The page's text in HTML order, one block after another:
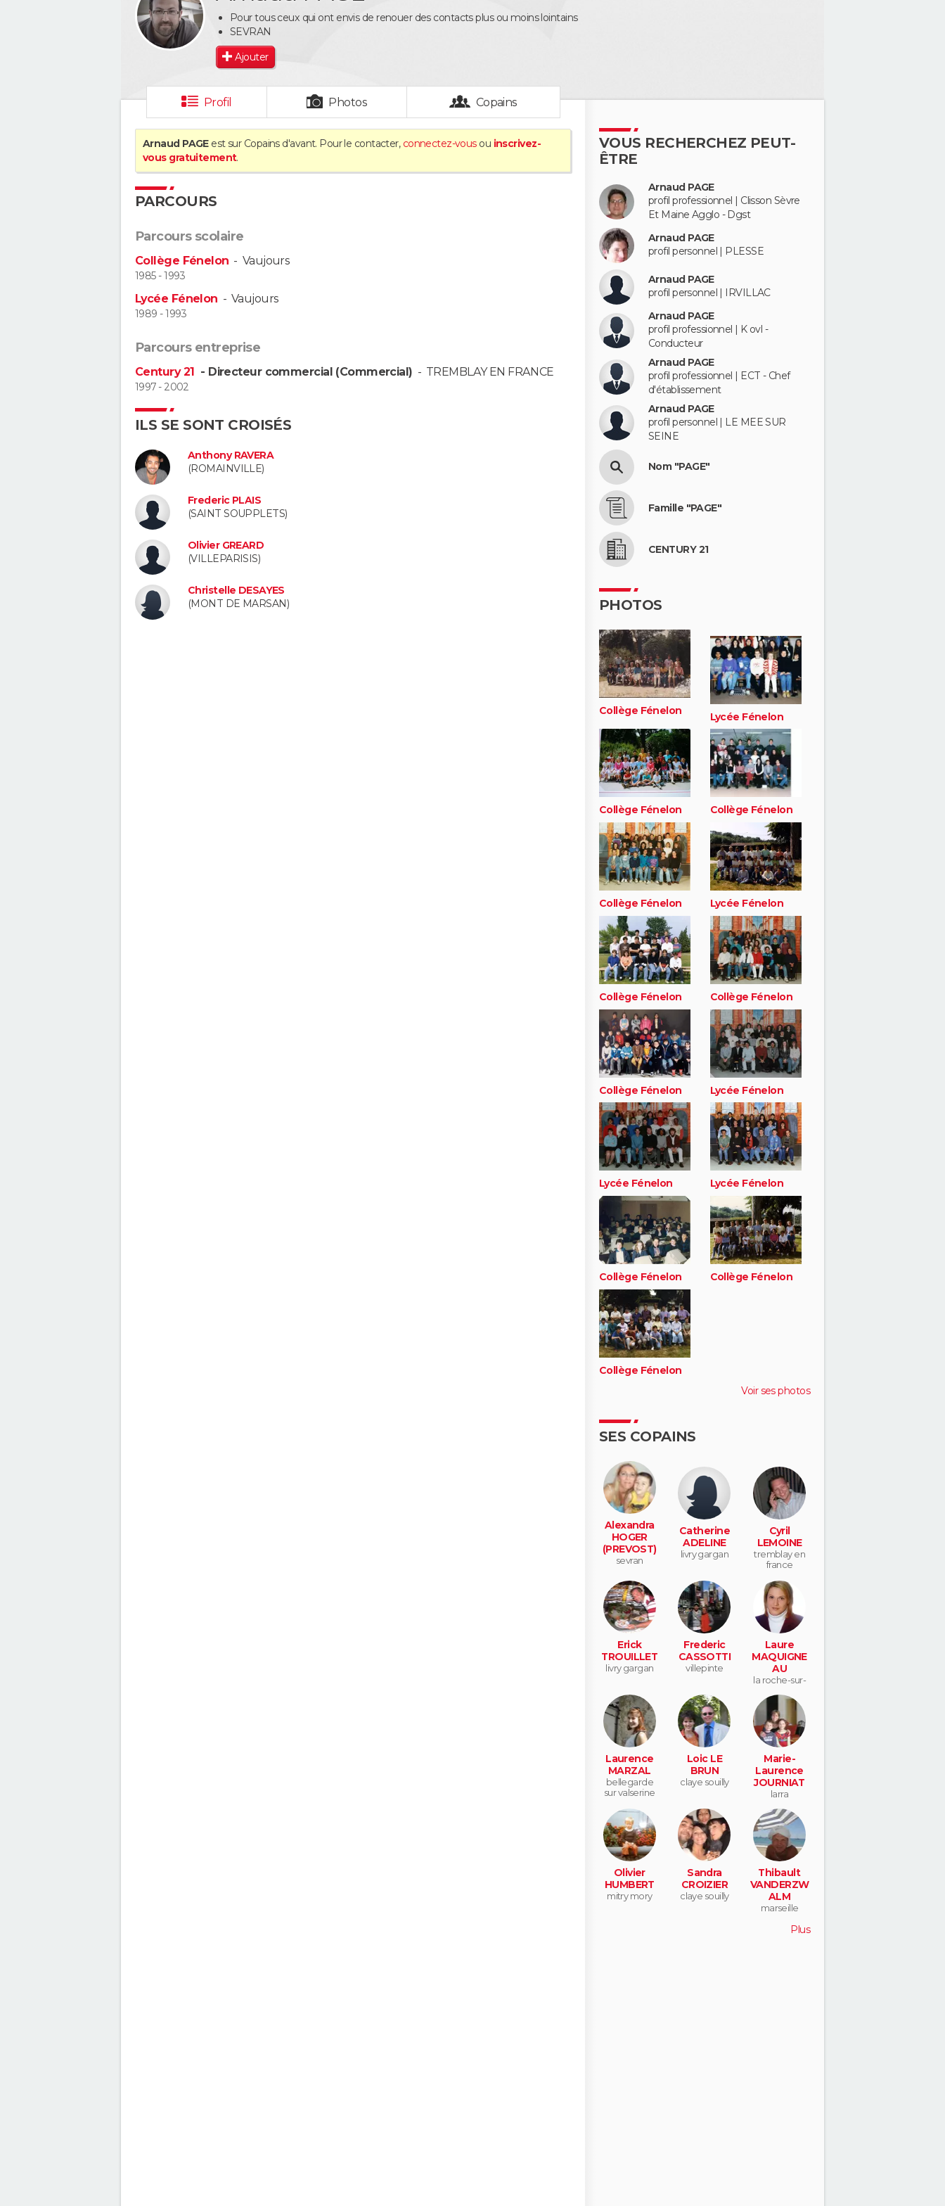
Pour tous ceux qui ont envis de renouer des contacts plus ou moins lointains
SEVRAN
Ajouter
Profil Photos Copains
Arnaud PAGEest sur Copains d'avant. Pour le contacter, connectez-vousou inscrivez-
vous gratuitement.
PARCOURS
Parcours scolaire
Collège Fénelon - Vaujours
1985 - 1993
Lycée Fénelon - Vaujours
1989 - 1993
Parcours entreprise
Century 21 - Directeur commercial (Commercial) - TREMBLAY EN FRANCE
1997 - 2002
ILS SE SONT CROISÉS
Anthony RAVERA
(ROMAINVILLE)
Frederic PLAIS
(SAINT SOUPPLETS)
Olivier GREARD
(VILLEPARISIS)
Christelle DESAYES
(MONT DE MARSAN)
VOUS RECHERCHEZ PEUT-
ÊTRE
Arnaud PAGE
profil professionnel | Clisson Sèvre
Et Maine Agglo - Dgst
Arnaud PAGE
profil personnel | PLESSE
Arnaud PAGE
profil personnel | IRVILLAC
Arnaud PAGE
profil professionnel | K ovl -
Conducteur
Arnaud PAGE
profil professionnel | ECT - Chef
d'établissement
Arnaud PAGE
profil personnel | LE MEE SUR
SEINE
Nom "PAGE"
Famille "PAGE"
CENTURY 21
PHOTOS
Collège Fénelon Lycée Fénelon
Collège Fénelon Collège Fénelon
Collège Fénelon Lycée Fénelon
Collège Fénelon Collège Fénelon
Collège Fénelon Lycée Fénelon
Lycée Fénelon Lycée Fénelon
Collège Fénelon Collège Fénelon
Collège Fénelon
Voir ses photos
SES COPAINS
Alexandra
HOGER
(PREVOST)
sevran
Catherine
ADELINE
livry gargan
Cyril
LEMOINE
tremblay en
france
Erick
TROUILLET
livry gargan
Frederic
CASSOTTI
villepinte
Laure
MAQUIGNE
AU
la roche-sur-
Laurence
MARZAL
bellegarde
sur valserine
Loic LE
BRUN
claye souilly
Marie-
Laurence
JOURNIAT
larra
Olivier
HUMBERT
mitry mory
Sandra
CROIZIER
claye souilly
Thibault
VANDERZW
ALM
marseille
Plus